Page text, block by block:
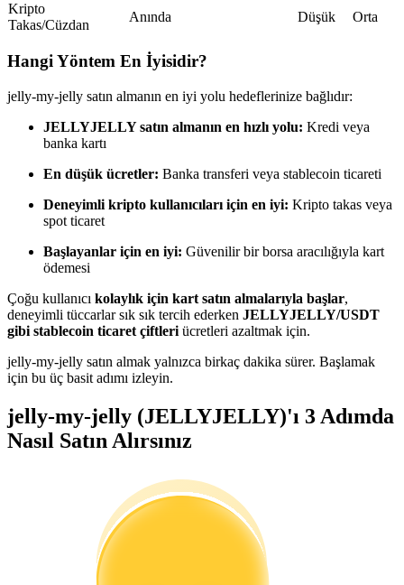
Kopya Tüccarı Olun
Kâr paylaşımı ve kopya ticaret komisyonlarının tadını çıkarın
Ticaret bilgileri vb. dahil olmak üzere büyük veri analizi.
Vadeli İşlemler Başlangıç Kılavuzu
Kripto
Takas/Cüzdan
Anında Düşük Orta
Hangi Yöntem En İyisidir?
jelly-my-jelly satın almanın en iyi yolu hedeflerinize bağlıdır:
JELLYJELLY satın almanın en hızlı yolu: Kredi veya
banka kartı
En düşük ücretler: Banka transferi veya stablecoin ticareti
Deneyimli kripto kullanıcıları için en iyi: Kripto takas veya
spot ticaret
Başlayanlar için en iyi: Güvenilir bir borsa aracılığıyla kart
ödemesi
Çoğu kullanıcı kolaylık için kart satın almalarıyla başlar,
deneyimli tüccarlar sık sık tercih ederken JELLYJELLY/USDT
gibi stablecoin ticaret çiftleri ücretleri azaltmak için.
jelly-my-jelly satın almak yalnızca birkaç dakika sürer. Başlamak
için bu üç basit adımı izleyin.
jelly-my-jelly (JELLYJELLY)'ı 3 Adımda
Nasıl Satın Alırsınız